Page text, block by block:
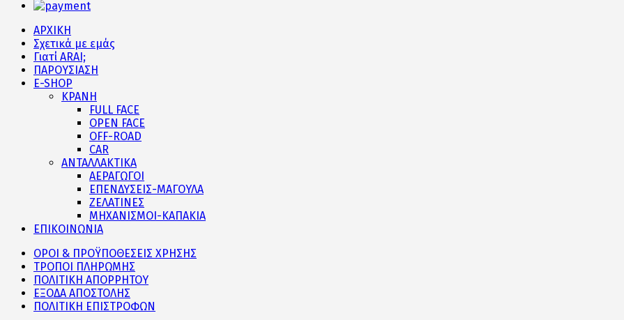
ΑΡΧΙΚΗ
Σχετικά με εμάς
Γιατί ARAI;
ΠΑΡΟΥΣΙΑΣΗ
E-SHOP
ΚΡΑΝΗ
FULL FACE
OPEN FACE
OFF-ROAD
CAR
ΑΝΤΑΛΛΑΚΤΙΚΑ
ΑΕΡΑΓΩΓΟΙ
ΕΠΕΝΔΥΣΕΙΣ-ΜΑΓΟΥΛΑ
ΖΕΛΑΤΙΝΕΣ
ΜΗΧΑΝΙΣΜΟΙ-ΚΑΠΑΚΙΑ
ΕΠΙΚΟΙΝΩΝΙΑ
ΟΡΟΙ & ΠΡΟΫΠΟΘΕΣΕΙΣ ΧΡΗΣΗΣ
ΤΡΟΠΟΙ ΠΛΗΡΩΜΗΣ
ΠΟΛΙΤΙΚΗ ΑΠΟΡΡΗΤΟΥ
ΕΞΟΔΑ ΑΠΟΣΤΟΛΗΣ
ΠΟΛΙΤΙΚΗ ΕΠΙΣΤΡΟΦΩΝ